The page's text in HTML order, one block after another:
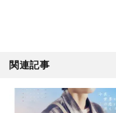
関連記事